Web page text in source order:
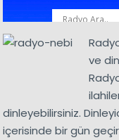
ve
dinleyebilirsiniz.
içerisinde bir gün